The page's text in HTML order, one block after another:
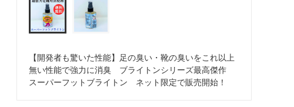
【開発者も驚いた性能】足の臭い・靴の臭いをこれ以上
無い性能で強力に消臭 ブライトンシリーズ最高傑作
スーパーフットブライトン ネット限定で販売開始！